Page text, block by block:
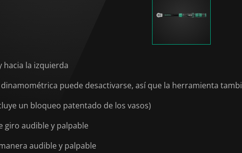
hacia la izquierda
puede desactivarse, así que la herramienta
un bloqueo patentado de los vasos)
giro audible y palpable
audible y palpable